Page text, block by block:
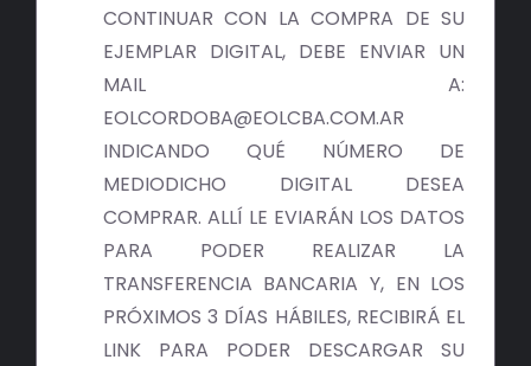
MEDIODICHO
ACTUALIDAD
CONTACTO
CONTINUAR CON LA COMPRA DE SU
EJEMPLAR DIGITAL, DEBE ENVIAR UN
MAIL A:
EOLCORDOBA@EOLCBA.COM.AR
INDICANDO QUÉ NÚMERO DE
MEDIODICHO DIGITAL DESEA
COMPRAR. ALLÍ LE EVIARÁN LOS DATOS
PARA PODER REALIZAR LA
TRANSFERENCIA BANCARIA Y, EN LOS
PRÓXIMOS 3 DÍAS HÁBILES, RECIBIRÁ EL
LINK PARA PODER DESCARGAR SU